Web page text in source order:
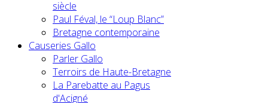
siècle
Paul Féval, le “Loup Blanc”
Bretagne contemporaine
Causeries Gallo
Parler Gallo
Terroirs de Haute-Bretagne
La Parebatte au Pagus
d'Acigné